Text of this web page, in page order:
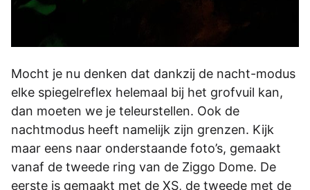
Mocht je nu denken dat dankzij de nacht-modus
elke spiegelreflex helemaal bij het grofvuil kan,
dan moeten we je teleurstellen. Ook de
nachtmodus heeft namelijk zijn grenzen. Kijk
maar eens naar onderstaande foto’s, gemaakt
vanaf de tweede ring van de Ziggo Dome. De
eerste is gemaakt met de XS, de tweede met de